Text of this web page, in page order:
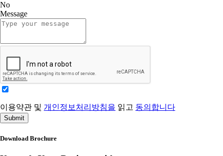
No
Message
이용약관 및 개인정보처리방침을 읽고 동의합니다
Submit
Download Brochure